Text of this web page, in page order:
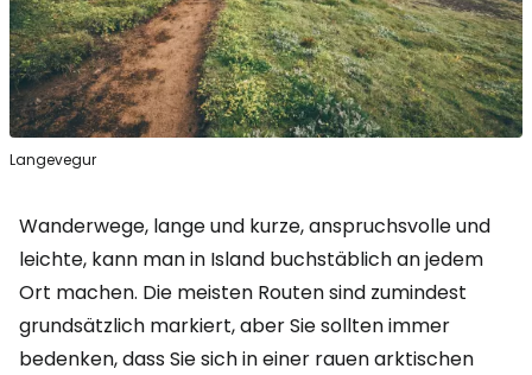
Langevegur
Wanderwege, lange und kurze, anspruchsvolle und
leichte, kann man in Island buchstäblich an jedem
Ort machen. Die meisten Routen sind zumindest
grundsätzlich markiert, aber Sie sollten immer
bedenken, dass Sie sich in einer rauen arktischen